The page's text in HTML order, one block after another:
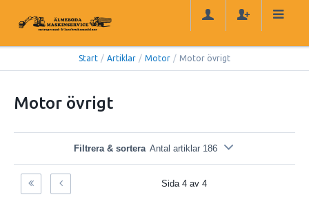
Start / Artiklar / Motor / Motor övrigt
Motor övrigt
Filtrera & sortera Antal artiklar 186
Sida 4 av 4